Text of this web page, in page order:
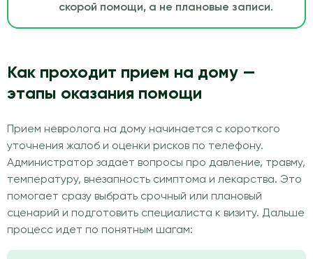
скорой помощи, а не плановые записи.
Как проходит прием на дому —
этапы оказания помощи
Прием невролога на дому начинается с короткого
уточнения жалоб и оценки рисков по телефону.
Администратор задает вопросы про давление, травму,
температуру, внезапность симптома и лекарства. Это
помогает сразу выбрать срочный или плановый
сценарий и подготовить специалиста к визиту. Дальше
процесс идет по понятным шагам: